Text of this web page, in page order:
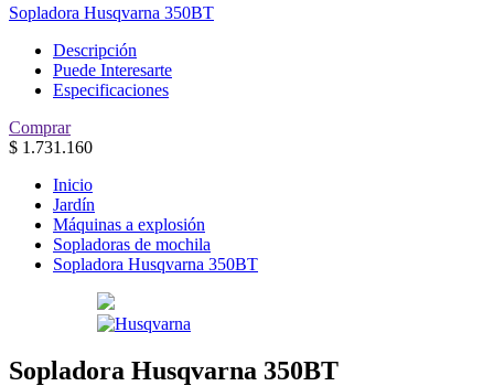
Sopladora Husqvarna 350BT
Descripción
Puede Interesarte
Especificaciones
Comprar
$ 1.731.160
Inicio
Jardín
Máquinas a explosión
Sopladoras de mochila
Sopladora Husqvarna 350BT
Sopladora Husqvarna 350BT